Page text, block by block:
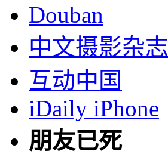
Douban
中文摄影杂志
互动中国
iDaily iPhone
朋友已死